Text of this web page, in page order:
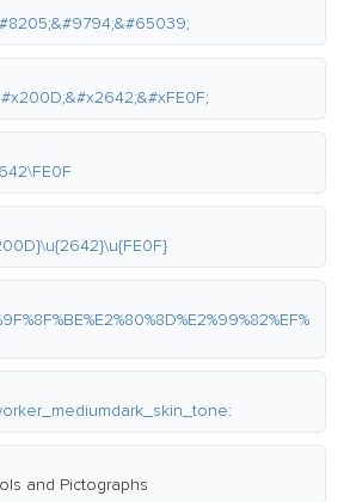
and Pictographs